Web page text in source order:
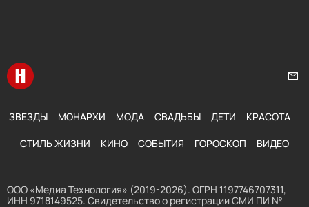
Перейти на главную
ЗВЕЗДЫ МОНАРХИ МОДА СВАДЬБЫ ДЕТИ КРАСОТА
СТИЛЬ ЖИЗНИ КИНО СОБЫТИЯ ГОРОСКОП ВИДЕО
ООО «Медиа Технология» (2019-2026). ОГРН 1197746707311,
ИНН 9718149525. Свидетельство о регистрации СМИ ПИ №